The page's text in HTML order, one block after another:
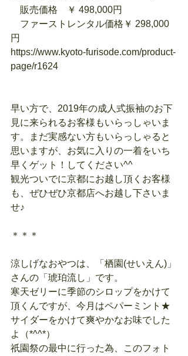
販売価格　￥ 498,000円
ファーストレンタル価格￥ 298,000
円
https://www.kyoto-furisode.com/product-
page/r1624
早い方で、2019年の成人式振袖のお下
見に来られるお客様もいらっしゃいま
す。まだ実感ない方もいらっしゃると
思いますが、お気に入りの一着をいち
早くゲット！してください^^
観光ついでに京都にお越し頂くお客様
も、ぜひぜひ京都店へお越し下さいま
せ♪
＊＊＊
涼しげなおやつは、「栖園(せいえん)」
さんの「琥珀流し」です。
寒天ゼリーに季節のシロップをかけて
頂くんですが、今月はペパーミント★
サイダーをかけて爽やかなお味でした
よ（*^^*）
祇園祭の最中に行った為、このフォト